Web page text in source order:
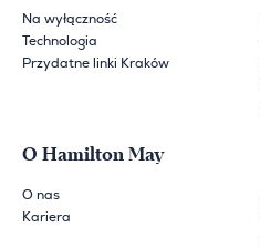
Na wyłączność
Technologia
Przydatne linki Kraków
O Hamilton May
O nas
Kariera